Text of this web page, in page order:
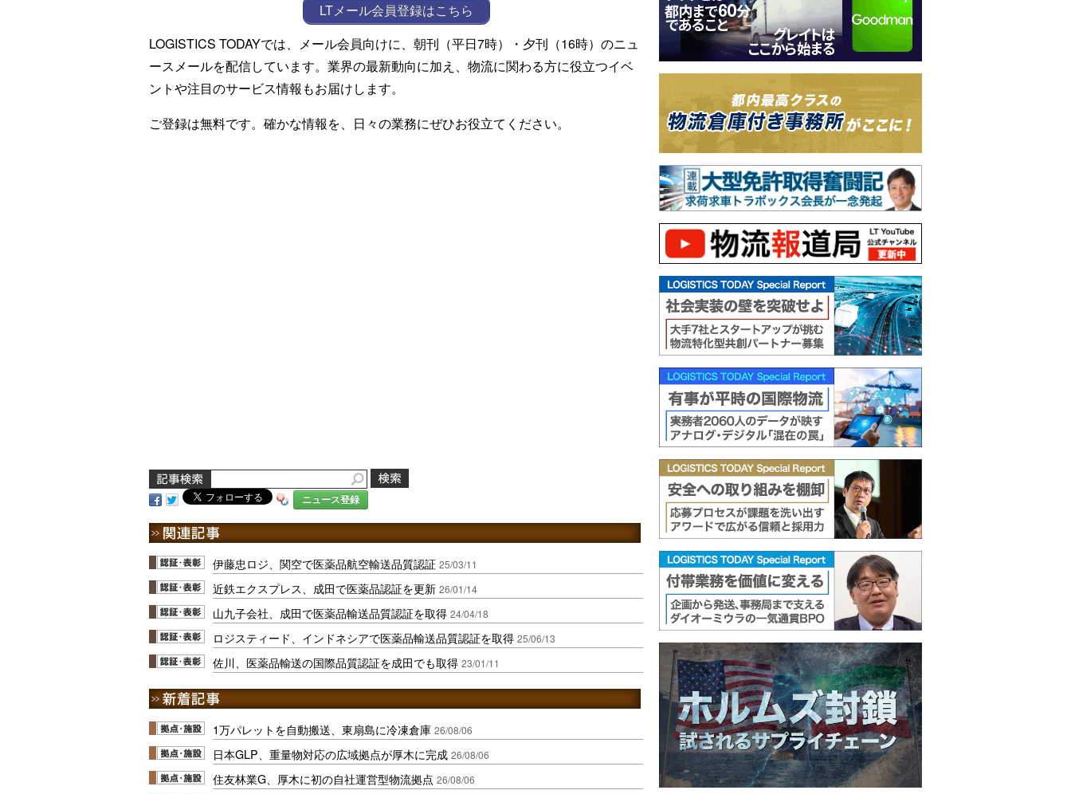
LTメール会員登録はこちら
LOGISTICS TODAYでは、メール会員向けに、朝刊（平日7時）・夕刊（16時）のニュ
ースメールを配信しています。業界の最新動向に加え、物流に関わる方に役立つイベ
ントや注目のサービス情報もお届けします。
ご登録は無料です。確かな情報を、日々の業務にぜひお役立てください。
ニュース登録
伊藤忠ロジ、関空で医薬品航空輸送品質認証 25/03/11
近鉄エクスプレス、成田で医薬品認証を更新 26/01/14
山九子会社、成田で医薬品輸送品質認証を取得 24/04/18
ロジスティード、インドネシアで医薬品輸送品質認証を取得 25/06/13
佐川、医薬品輸送の国際品質認証を成田でも取得 23/01/11
1万パレットを自動搬送、東扇島に冷凍倉庫 26/08/06
日本GLP、重量物対応の広域拠点が厚木に完成 26/08/06
住友林業G、厚木に初の自社運営型物流拠点 26/08/06